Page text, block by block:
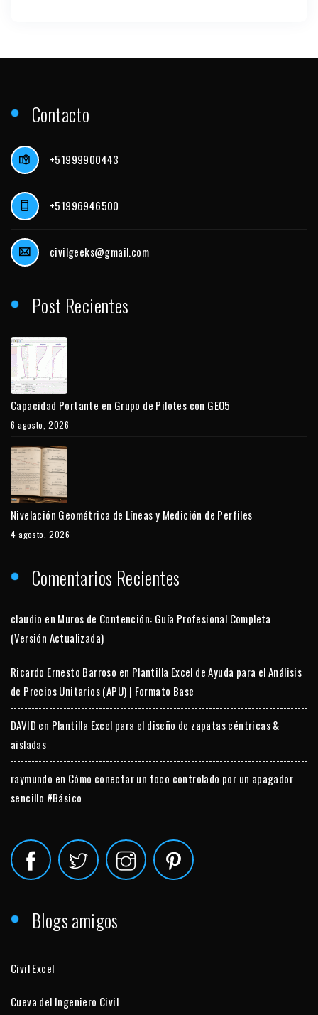
Contacto
+51999900443
+51996946500
civilgeeks@gmail.com
Post Recientes
Capacidad Portante en Grupo de Pilotes con GEO5
6 agosto, 2026
Nivelación Geométrica de Líneas y Medición de Perfiles
4 agosto, 2026
Comentarios Recientes
claudio en Muros de Contención: Guía Profesional Completa
(Versión Actualizada)
Ricardo Ernesto Barroso en Plantilla Excel de Ayuda para el Análisis
de Precios Unitarios (APU) | Formato Base
DAVID en Plantilla Excel para el diseño de zapatas céntricas &
aisladas
raymundo en Cómo conectar un foco controlado por un apagador
sencillo #Básico
Blogs amigos
Civil Excel
Cueva del Ingeniero Civil